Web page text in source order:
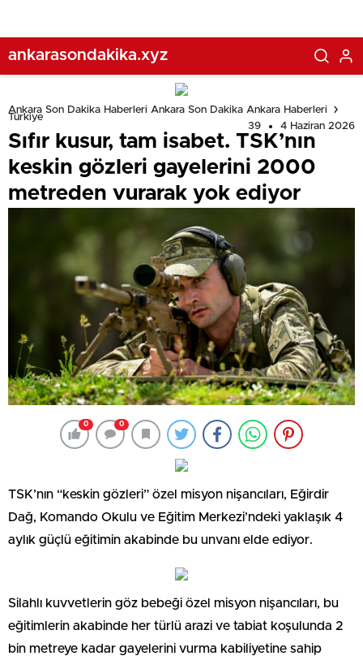
ankarasondakika.xyz
Ankara Son Dakika Haberleri Ankara Son Dakika Ankara Haberleri
Türkiye
39
4 Haziran 2026
Sıfır kusur, tam isabet. TSK’nın
keskin gözleri gayelerini 2000
metreden vurarak yok ediyor
0 0
TSK’nın “keskin gözleri” özel misyon nişancıları, Eğirdir
Dağ, Komando Okulu ve Eğitim Merkezi’ndeki yaklaşık 4
aylık güçlü eğitimin akabinde bu unvanı elde ediyor.
Silahlı kuvvetlerin göz bebeği özel misyon nişancıları, bu
eğitimlerin akabinde her türlü arazi ve tabiat koşulunda 2
bin metreye kadar gayelerini vurma kabiliyetine sahip